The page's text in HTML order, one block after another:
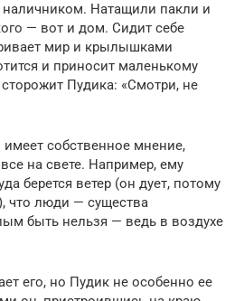
Натащили пакли и
— вот и дом. Сидит себе
мир и крылышками
и приносит маленькому
Пудика: «Смотри, не
собственное мнение,
на свете. Например, ему
берется ветер (он дует, потому
что люди — существа
быть нельзя — ведь в воздухе
его, но Пудик не особенно ее